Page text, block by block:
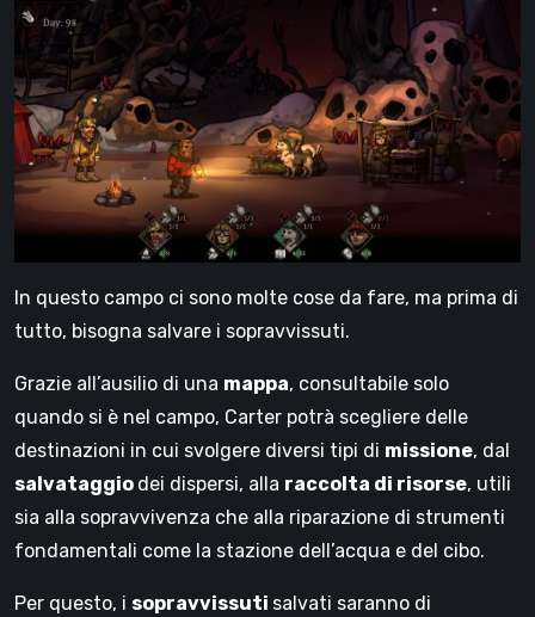
In questo campo ci sono molte cose da fare, ma prima di
tutto, bisogna salvare i sopravvissuti.
Grazie all’ausilio di una mappa, consultabile solo
quando si è nel campo, Carter potrà scegliere delle
destinazioni in cui svolgere diversi tipi di missione, dal
salvataggio dei dispersi, alla raccolta di risorse, utili
sia alla sopravvivenza che alla riparazione di strumenti
fondamentali come la stazione dell’acqua e del cibo.
Per questo, i sopravvissuti salvati saranno di